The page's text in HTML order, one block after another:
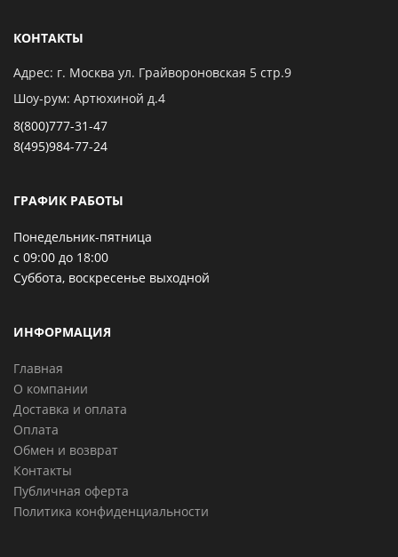
КОНТАКТЫ
Адрес: г. Москва ул. Грайвороновская 5 стр.9
Шоу-рум: Артюхиной д.4
8(800)777-31-47
8(495)984-77-24
ГРАФИК РАБОТЫ
Понедельник-пятница
с 09:00 до 18:00
Суббота, воскресенье выходной
ИНФОРМАЦИЯ
Главная
О компании
Доставка и оплата
Оплата
Обмен и возврат
Контакты
Публичная оферта
Политика конфиденциальности